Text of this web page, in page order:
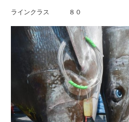
ラインクラス ８０